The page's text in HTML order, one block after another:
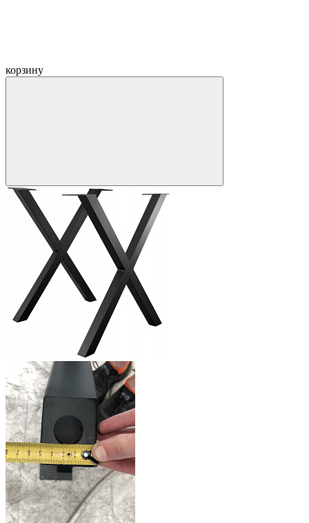
корзину